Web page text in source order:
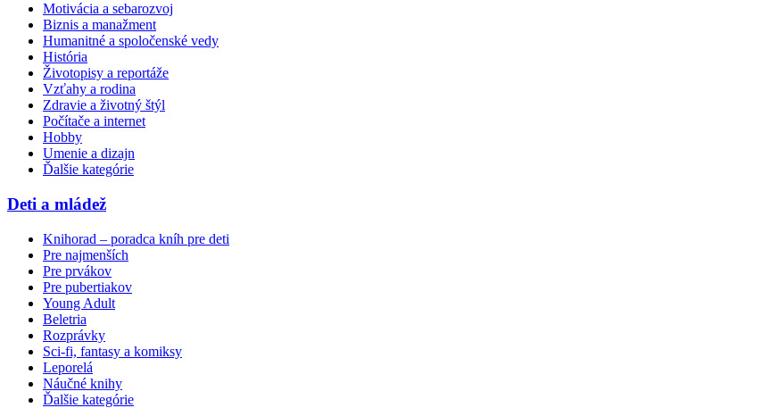
Motivácia a sebarozvoj
Biznis a manažment
Humanitné a spoločenské vedy
História
Životopisy a reportáže
Vzťahy a rodina
Zdravie a životný štýl
Počítače a internet
Hobby
Umenie a dizajn
Ďalšie kategórie
Deti a mládež
Knihorad – poradca kníh pre deti
Pre najmenších
Pre prvákov
Pre pubertiakov
Young Adult
Beletria
Rozprávky
Sci-fi, fantasy a komiksy
Leporelá
Náučné knihy
Ďalšie kategórie